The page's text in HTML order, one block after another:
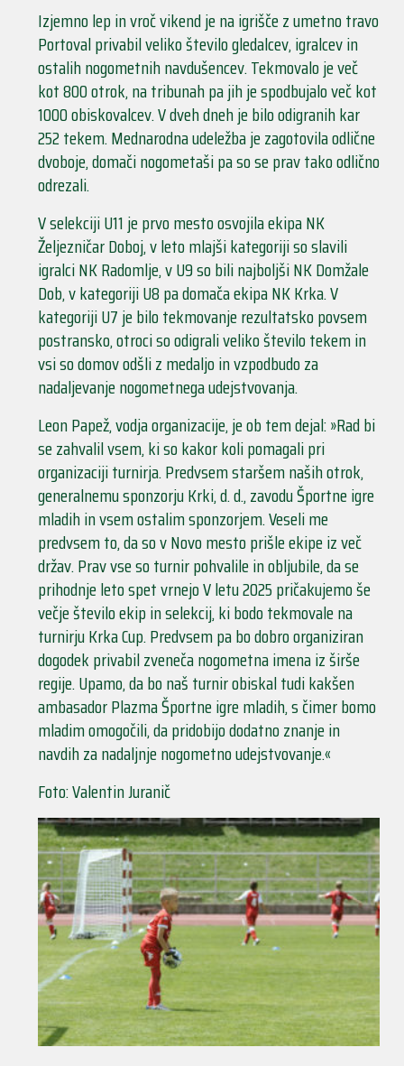
Izjemno lep in vroč vikend je na igrišče z umetno travo
Portoval privabil veliko število gledalcev, igralcev in
ostalih nogometnih navdušencev. Tekmovalo je več
kot 800 otrok, na tribunah pa jih je spodbujalo več kot
1000 obiskovalcev. V dveh dneh je bilo odigranih kar
252 tekem. Mednarodna udeležba je zagotovila odlične
dvoboje, domači nogometaši pa so se prav tako odlično
odrezali.
V selekciji U11 je prvo mesto osvojila ekipa NK
Željezničar Doboj, v leto mlajši kategoriji so slavili
igralci NK Radomlje, v U9 so bili najboljši NK Domžale
Dob, v kategoriji U8 pa domača ekipa NK Krka. V
kategoriji U7 je bilo tekmovanje rezultatsko povsem
postransko, otroci so odigrali veliko število tekem in
vsi so domov odšli z medaljo in vzpodbudo za
nadaljevanje nogometnega udejstvovanja.
Leon Papež, vodja organizacije, je ob tem dejal: »Rad bi
se zahvalil vsem, ki so kakor koli pomagali pri
organizaciji turnirja. Predvsem staršem naših otrok,
generalnemu sponzorju Krki, d. d., zavodu Športne igre
mladih in vsem ostalim sponzorjem. Veseli me
predvsem to, da so v Novo mesto prišle ekipe iz več
držav. Prav vse so turnir pohvalile in obljubile, da se
prihodnje leto spet vrnejo V letu 2025 pričakujemo še
večje število ekip in selekcij, ki bodo tekmovale na
turnirju Krka Cup. Predvsem pa bo dobro organiziran
dogodek privabil zveneča nogometna imena iz širše
regije. Upamo, da bo naš turnir obiskal tudi kakšen
ambasador Plazma Športne igre mladih, s čimer bomo
mladim omogočili, da pridobijo dodatno znanje in
navdih za nadaljnje nogometno udejstvovanje.«
Foto: Valentin Juranič